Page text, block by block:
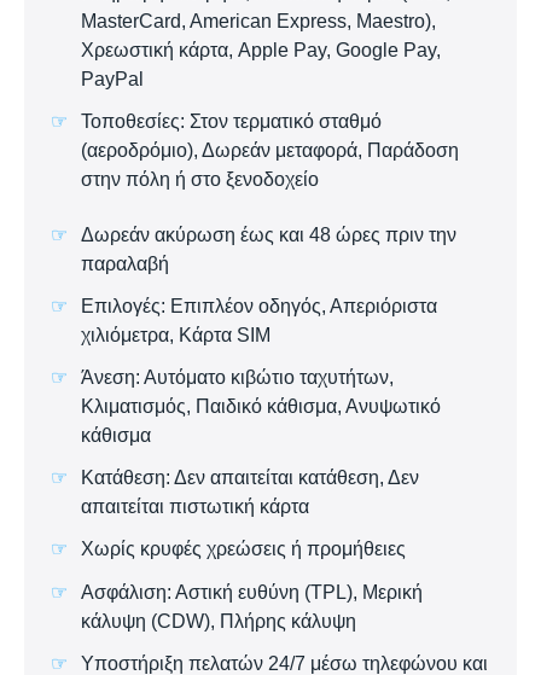
MasterCard, American Express, Maestro),
Χρεωστική κάρτα, Apple Pay, Google Pay,
PayPal
Τοποθεσίες: Στον τερματικό σταθμό
(αεροδρόμιο), Δωρεάν μεταφορά, Παράδοση
στην πόλη ή στο ξενοδοχείο
Δωρεάν ακύρωση έως και 48 ώρες πριν την
παραλαβή
Επιλογές: Επιπλέον οδηγός, Απεριόριστα
χιλιόμετρα, Κάρτα SIM
Άνεση: Αυτόματο κιβώτιο ταχυτήτων,
Κλιματισμός, Παιδικό κάθισμα, Ανυψωτικό
κάθισμα
Κατάθεση: Δεν απαιτείται κατάθεση, Δεν
απαιτείται πιστωτική κάρτα
Χωρίς κρυφές χρεώσεις ή προμήθειες
Ασφάλιση: Αστική ευθύνη (TPL), Μερική
κάλυψη (CDW), Πλήρης κάλυψη
Υποστήριξη πελατών 24/7 μέσω τηλεφώνου και